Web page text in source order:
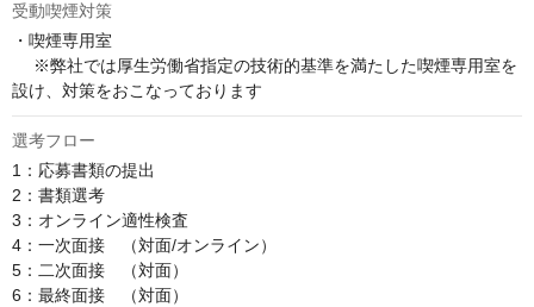
受動喫煙対策
・喫煙専用室
設け、対策をおこなっております
選考フロー
1：応募書類の提出
2：書類選考
3：オンライン適性検査
4：一次面接　（対面/オンライン）
5：二次面接　（対面）
6：最終面接　（対面﻿）